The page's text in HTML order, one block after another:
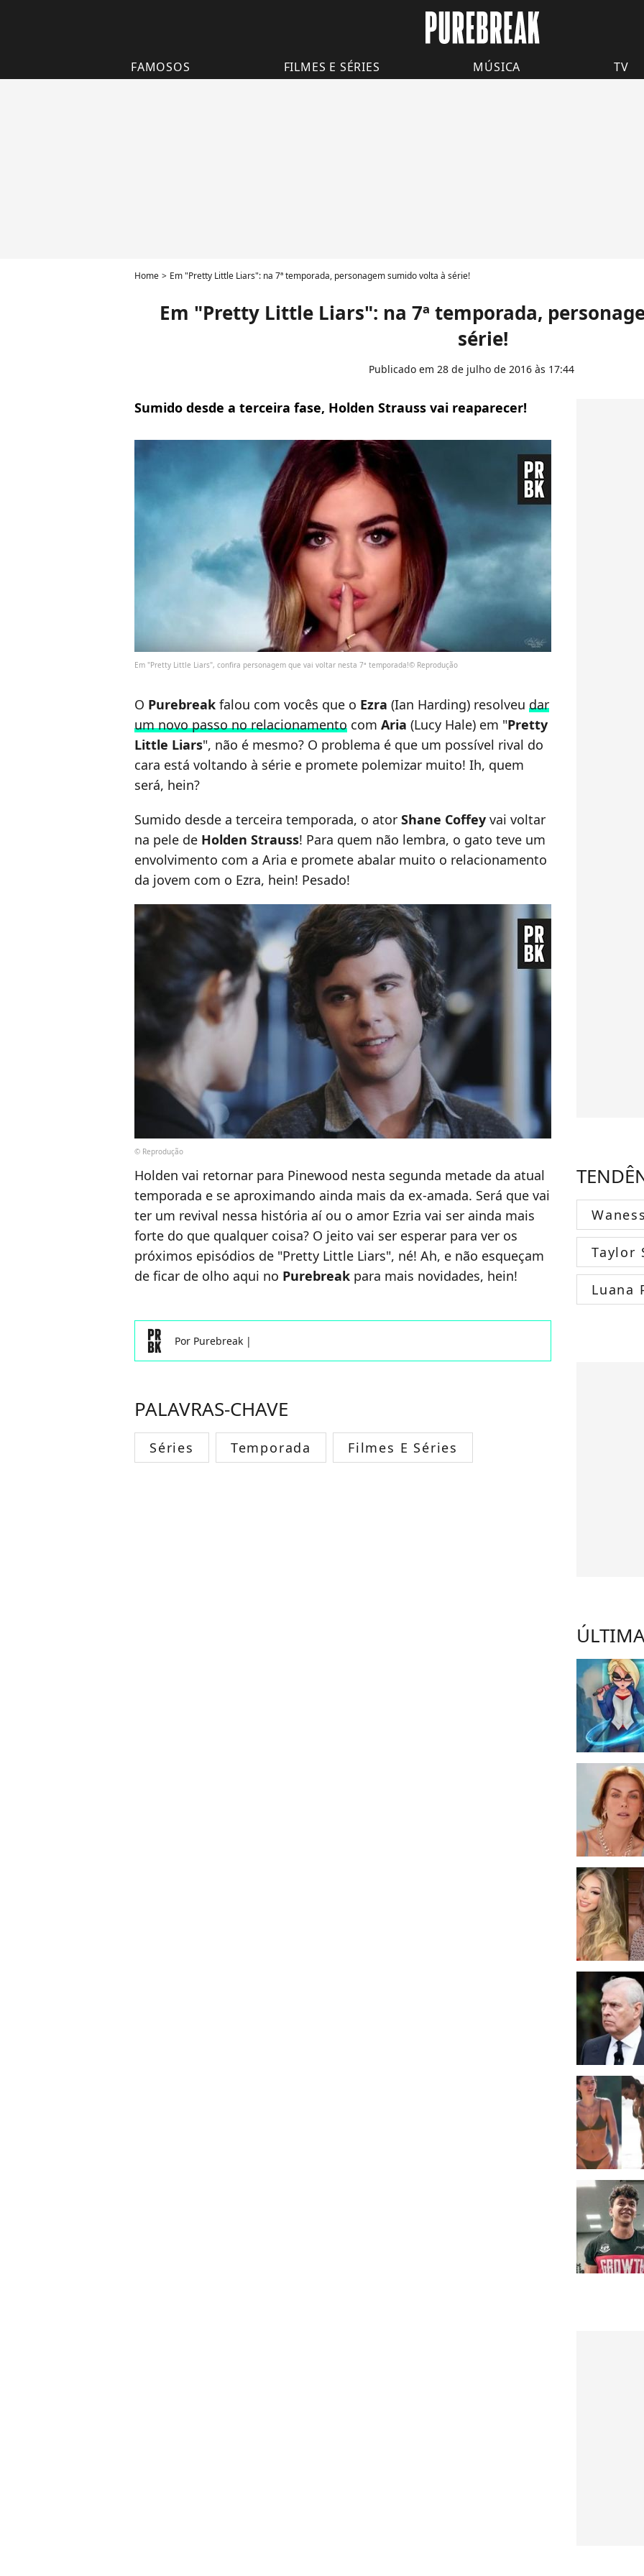
FAMOSOS FILMES E SÉRIES MÚSICA TV
Home Em "Pretty Little Liars": na 7ª temporada, personagem sumido volta à série!
Em "Pretty Little Liars": na 7ª temporada,
série!
Publicado em 28 de julho de 2016 às 17:44
Sumido desde a terceira fase, Holden Strauss vai reaparecer!
Em "Pretty Little Liars", confira personagem que vai voltar nesta 7ª temporada!© Reprodução
O Purebreak falou com vocês que o Ezra (Ian Harding) resolveu dar
um novo passo no relacionamento com Aria (Lucy Hale) em "Pretty
Little Liars", não é mesmo? O problema é que um possível rival do
cara está voltando à série e promete polemizar muito! Ih, quem
será, hein?
Sumido desde a terceira temporada, o ator Shane Coffey vai voltar
na pele de Holden Strauss! Para quem não lembra, o gato teve um
envolvimento com a Aria e promete abalar muito o relacionamento
da jovem com o Ezra, hein! Pesado!
© Reprodução
Holden vai retornar para Pinewood nesta segunda metade da atual
temporada e se aproximando ainda mais da ex-amada. Será que vai
ter um revival nessa história aí ou o amor Ezria vai ser ainda mais
forte do que qualquer coisa? O jeito vai ser esperar para ver os
próximos episódios de "Pretty Little Liars", né! Ah, e não esqueçam
de ficar de olho aqui no Purebreak para mais novidades, hein!
Por Purebreak |
PALAVRAS-CHAVE
Séries Temporada Filmes E Séries
Taylor
Luana